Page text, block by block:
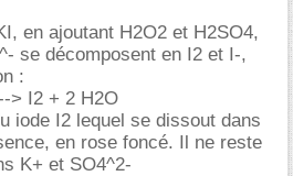
en ajoutant H2O2 et H2SO4,
se décomposent en I2 et I-,
:
> I2 + 2 H2O
iode I2 lequel se dissout dans
en rose foncé. Il ne reste
K+ et SO4^2-